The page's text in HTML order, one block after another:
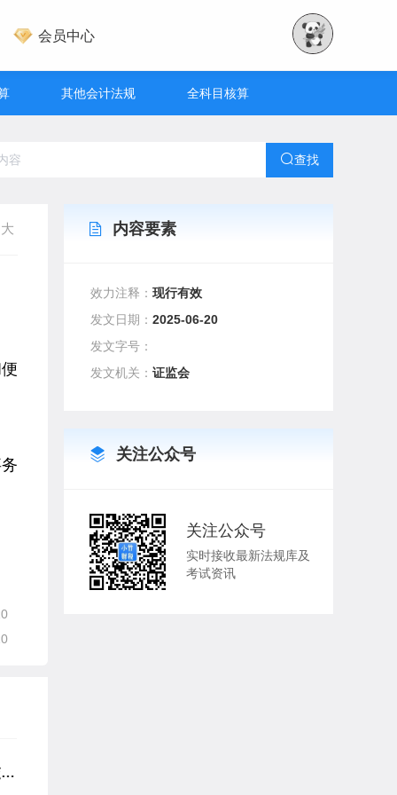
会员中心
其他会计法规 全科目核算
查找
内容要素
效力注释：现行有效
发文日期：2025-06-20
发文字号：
发文机关：证监会
关注公众号
关注公众号
实时接收最新法规库及
考试资讯
大